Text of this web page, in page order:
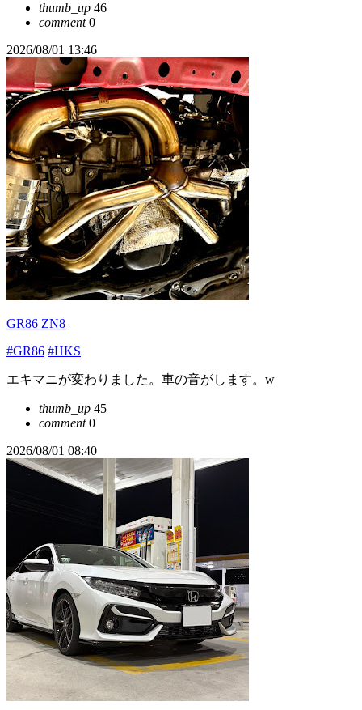
thumb_up 46
comment0
2026/08/01 13:46
GR86 ZN8
#GR86 #HKS
エキマニが変わりました。車の音がします。w
thumb_up 45
comment0
2026/08/01 08:40